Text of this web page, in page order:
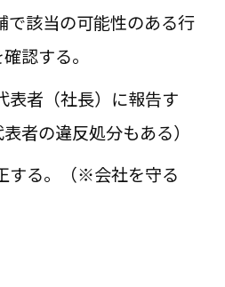
で該当の可能性のある行
認する。
表者（社長）に報告す
者の違反処分もある）
する。（※会社を守る